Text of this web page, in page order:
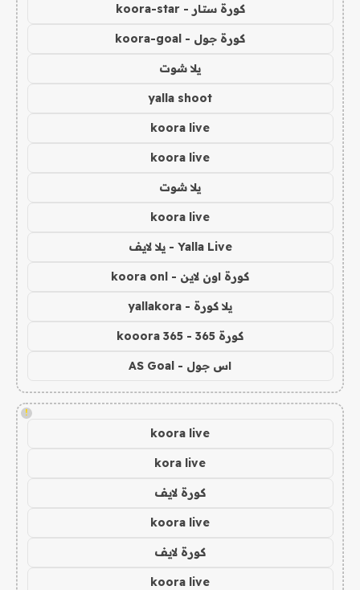
كورة ستار - koora-star
كورة جول - koora-goal
يلا شوت
yalla shoot
koora live
koora live
يلا شوت
koora live
Yalla Live - يلا لايف
كورة اون لاين - koora onl
يلا كورة - yallakora
كورة 365 - kooora 365
اس جول - AS Goal
!
koora live
kora live
كورة لايف
koora live
كورة لايف
koora live